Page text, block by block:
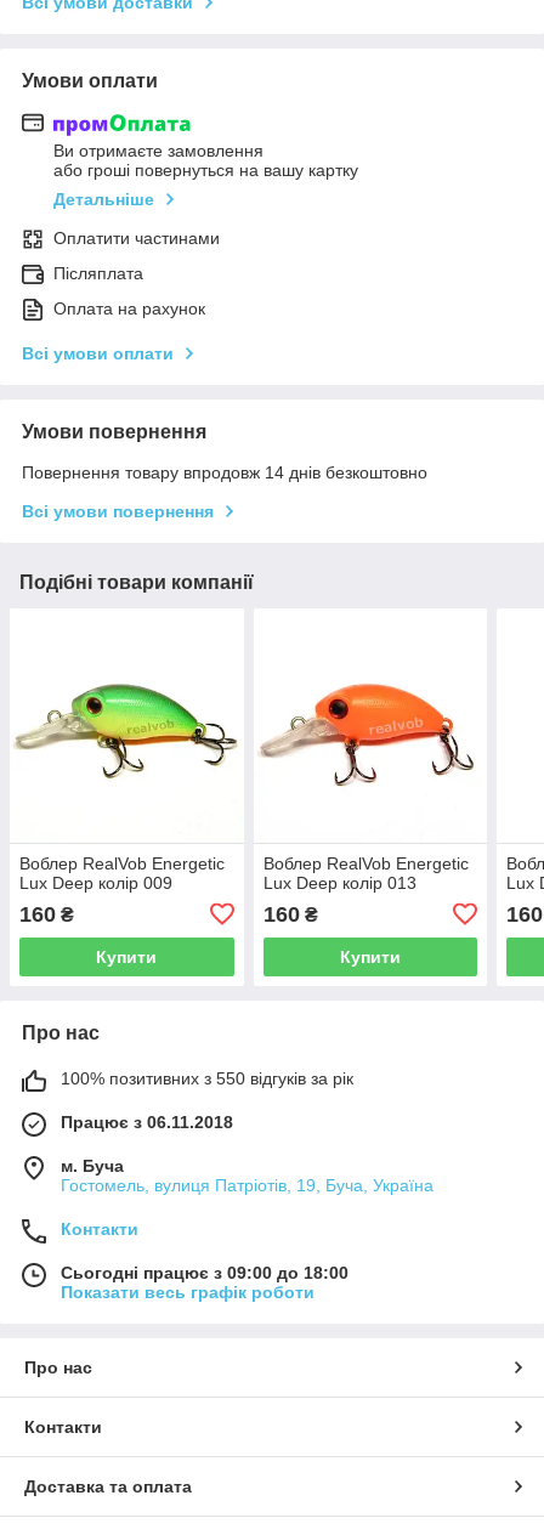
Умови оплати
Ви отримаєте замовлення
або гроші повернуться на вашу картку
Детальніше
Оплатити частинами
Післяплата
Оплата на рахунок
Всі умови оплати
Умови повернення
Повернення товару впродовж 14 днів безкоштовно
Всі умови повернення
Подібні товари компанії
Воблер RealVob Energetic
Lux Deep колір 009
160 ₴
Купити
Воблер RealVob Energetic
Lux Deep колір 013
160₴
Купити
Lux
160
Про нас
100% позитивних з 550 відгуків за рік
Працює з 06.11.2018
м. Буча
Гостомель, вулиця Патріотів, 19, Буча, Україна
Контакти
Сьогодні працює з 09:00 до 18:00
Показати весь графік роботи
Про нас
Контакти
Доставка та оплата